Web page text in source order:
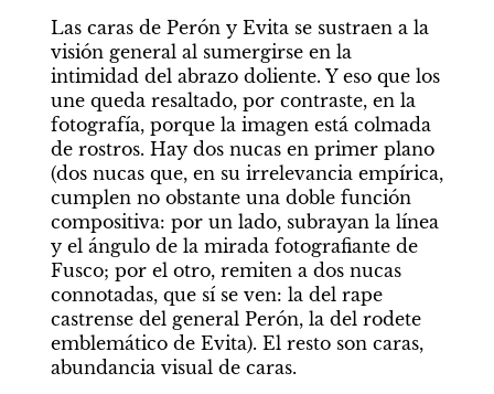
Las caras de Perón y Evita se sustraen a la
visión general al sumergirse en la
intimidad del abrazo doliente. Y eso que los
une queda resaltado, por contraste, en la
fotografía, porque la imagen está colmada
de rostros. Hay dos nucas en primer plano
(dos nucas que, en su irrelevancia empírica,
cumplen no obstante una doble función
compositiva: por un lado, subrayan la línea
y el ángulo de la mirada fotografiante de
Fusco; por el otro, remiten a dos nucas
connotadas, que sí se ven: la del rape
castrense del general Perón, la del rodete
emblemático de Evita). El resto son caras,
abundancia visual de caras.